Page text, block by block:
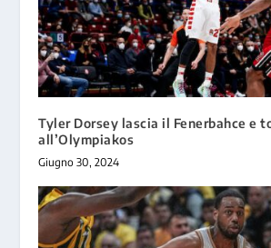
Tyler Dorsey lascia il Fenerbahce e
all’Olympiakos
Giugno 30, 2024